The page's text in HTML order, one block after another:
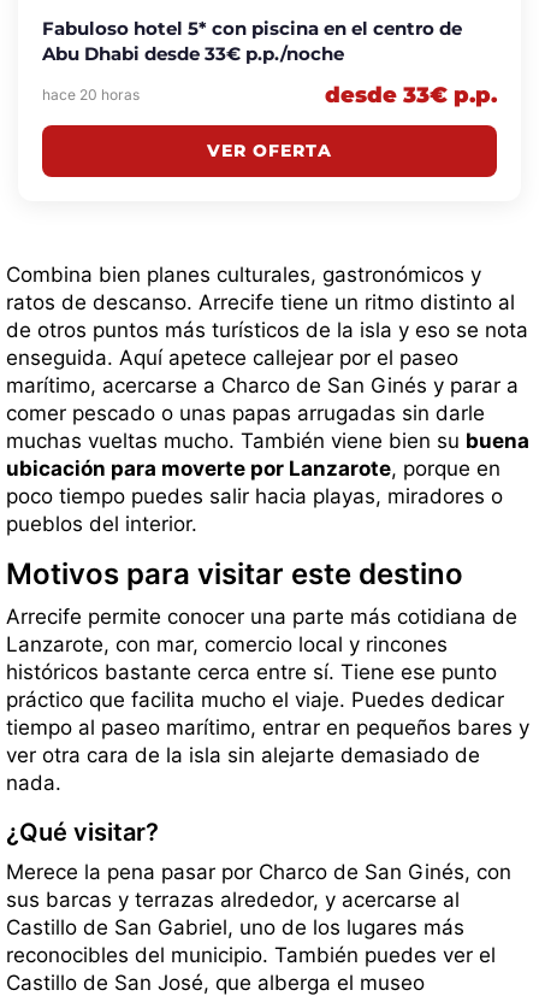
Fabuloso hotel 5* con piscina en el centro de
Abu Dhabi desde 33€ p.p./noche
hace 20 horas desde 33€ p.p.
VER OFERTA
Combina bien planes culturales, gastronómicos y
ratos de descanso. Arrecife tiene un ritmo distinto al
de otros puntos más turísticos de la isla y eso se nota
enseguida. Aquí apetece callejear por el paseo
marítimo, acercarse a Charco de San Ginés y parar a
comer pescado o unas papas arrugadas sin darle
muchas vueltas mucho. También viene bien su buena
ubicación para moverte por Lanzarote, porque en
poco tiempo puedes salir hacia playas, miradores o
pueblos del interior.
Motivos para visitar este destino
Arrecife permite conocer una parte más cotidiana de
Lanzarote, con mar, comercio local y rincones
históricos bastante cerca entre sí. Tiene ese punto
práctico que facilita mucho el viaje. Puedes dedicar
tiempo al paseo marítimo, entrar en pequeños bares y
ver otra cara de la isla sin alejarte demasiado de
nada.
¿Qué visitar?
Merece la pena pasar por Charco de San Ginés, con
sus barcas y terrazas alrededor, y acercarse al
Castillo de San Gabriel, uno de los lugares más
reconocibles del municipio. También puedes ver el
Castillo de San José, que alberga el museo